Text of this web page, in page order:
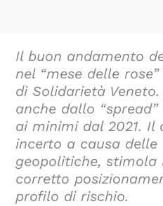
Il buon andamento
nel “mese delle
di Solidarietà
anche dallo
ai minimi dal 2021. Il
incerto a causa delle
geopolitiche, stimola
corretto
profilo di rischio.